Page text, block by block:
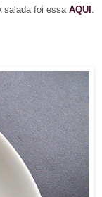
salada foi essa AQUI